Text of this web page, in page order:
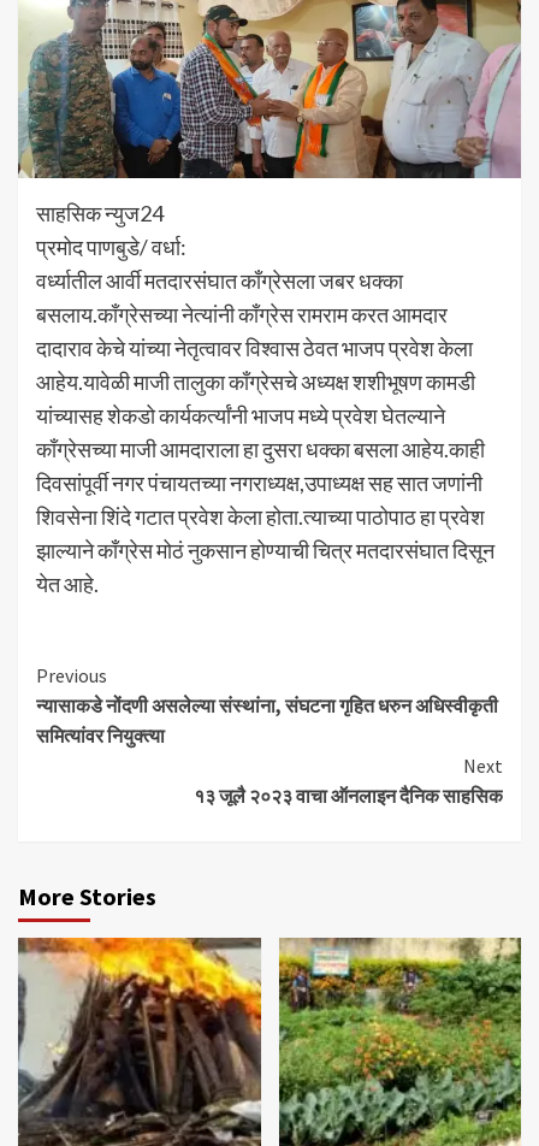
साहसिक न्युज24
प्रमोद पाणबुडे/ वर्धा:
वर्ध्यातील आर्वी मतदारसंघात काँग्रेसला जबर धक्का
बसलाय.कॉंग्रेसच्या नेत्यांनी काँग्रेस रामराम करत आमदार
दादाराव केचे यांच्या नेतृत्वावर विश्वास ठेवत भाजप प्रवेश केला
आहेय.यावेळी माजी तालुका काँग्रेसचे अध्यक्ष शशीभूषण कामडी
यांच्यासह शेकडो कार्यकर्त्यांनी भाजप मध्ये प्रवेश घेतल्याने
काँग्रेसच्या माजी आमदाराला हा दुसरा धक्का बसला आहेय.काही
दिवसांपूर्वी नगर पंचायतच्या नगराध्यक्ष,उपाध्यक्ष सह सात जणांनी
शिवसेना शिंदे गटात प्रवेश केला होता.त्याच्या पाठोपाठ हा प्रवेश
झाल्याने काँग्रेस मोठं नुकसान होण्याची चित्र मतदारसंघात दिसून
येत आहे.
Continue
Reading
Previous
न्यासाकडे नोंदणी असलेल्या संस्थांना, संघटना गृहित धरुन अधिस्वीकृती
समित्यांवर नियुक्त्या
Next
१३ जूलै २०२३ वाचा ऑनलाइन दैनिक साहसिक
More Stories